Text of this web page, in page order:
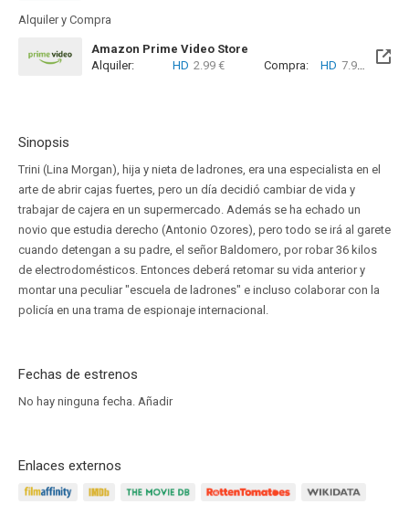
Alquiler y Compra
Amazon Prime Video Store
Alquiler:
HD 2.99 € Compra: HD 7.99 €
Sinopsis
Trini (Lina Morgan), hija y nieta de ladrones, era una especialista en el
arte de abrir cajas fuertes, pero un día decidió cambiar de vida y
trabajar de cajera en un supermercado. Además se ha echado un
novio que estudia derecho (Antonio Ozores), pero todo se irá al garete
cuando detengan a su padre, el señor Baldomero, por robar 36 kilos
de electrodomésticos. Entonces deberá retomar su vida anterior y
montar una peculiar "escuela de ladrones" e incluso colaborar con la
policía en una trama de espionaje internacional.
Fechas de estrenos
No hay ninguna fecha. Añadir
Enlaces externos